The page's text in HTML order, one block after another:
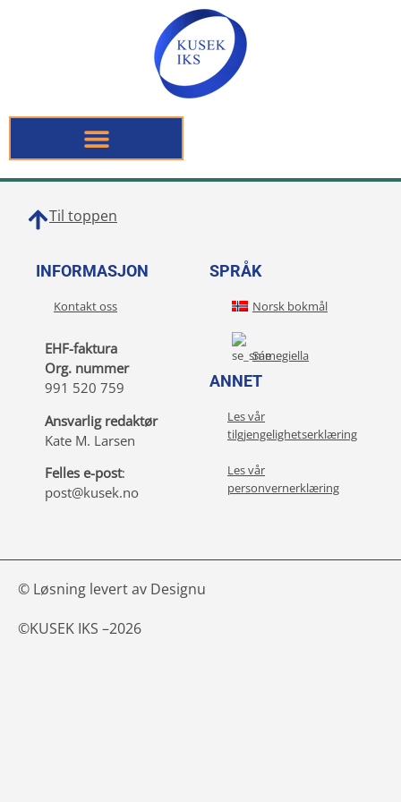
Til toppen
INFORMASJON
Kontakt oss
EHF-faktura
Org. nummer
991 520 759
Ansvarlig redaktør
Kate M. Larsen
Felles e-post:
post@kusek.no
SPRÅK
Norsk bokmål
Sámegiella
ANNET
Les vår
tilgjengelighetserklæring
Les vår
personvernerklæring
© Løsning levert av Designu
©KUSEK IKS –2026